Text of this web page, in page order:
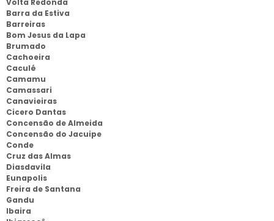
Volta Redonda
Barra da Estiva
Barreiras
Bom Jesus da Lapa
Brumado
Cachoeira
Caculé
Camamu
Camassari
Canavieiras
Cicero Dantas
Concensão de Almeida
Concensão do Jacuipe
Conde
Cruz das Almas
Diasdavila
Eunapolis
Freira de Santana
Gandu
Ibaira